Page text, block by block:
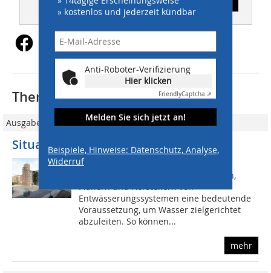
Inhaltsverzeichnis
» kostenlos und jederzeit kündbar
Anti-Roboter-Verifizierung
Hier klicken
FriendlyCaptcha ⇗
Melden Sie sich jetzt an!
Beispiele, Hinweise: Datenschutz, Analyse,
Widerruf
Thematisch passende Artikel:
Ausgabe 09/2016
Situationsgerechte Entwässerung
In der Entwurfsphase ist die gute
Zusammenarbeit zwischen Bauherren,
Planern und Herstellern von
Entwässerungssystemen eine bedeutende
Voraussetzung, um Wasser zielgerichtet
abzuleiten. So können...
mehr